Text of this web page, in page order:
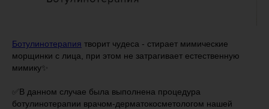
Ботулинотерапия творит чудеса - стирает мимические
морщинки с лица, при этом не затрагивает естественную
мимику✨
✅В данном случае была выполнена процедура
ботулинотерапии врачом-дерматокосметологом нашей